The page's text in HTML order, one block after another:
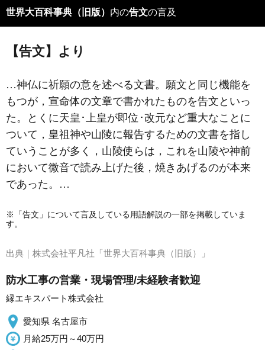
世界大百科事典（旧版） 内の告文の言及
【告文】より
…神仏に祈願の意を述べる文書。 願文 と同じ機能を
もつが，宣命体の文章で書かれたものを告文といっ
た。とくに天皇･上皇が即位･改元など重大なことに
ついて，皇祖神や山陵に報告するための文書を指し
ていうことが多く，山陵使らは，これを山陵や神前
において微音で読み上げた後，焼きあげるのが本来
であった。…
※「告文」について言及している用語解説の一部を掲載していま
す。
出典｜ 株式会社平凡社「世界大百科事典（旧版）」
防水工事の営業・現場管理/未経験者歓迎
縁エキスパート株式会社
愛知県 名古屋市
月給25万円～40万円